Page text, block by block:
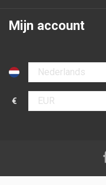
Mijn account
Selecteer taal
€
Selecteer valuta